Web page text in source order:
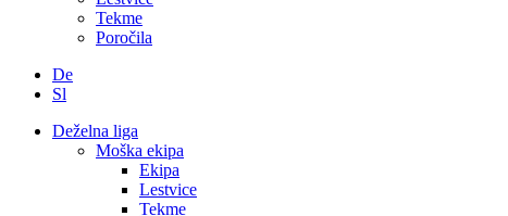
Tekme
Poročila
De
Sl
Deželna liga
Moška ekipa
Ekipa
Lestvice
Tekme